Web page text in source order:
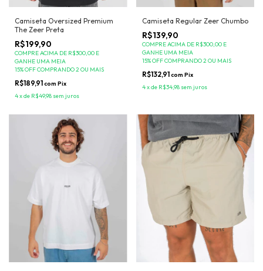
Camiseta Oversized Premium
The Zeer Preta
R$199,90
COMPRE ACIMA DE R$300,00 E
GANHE UMA MEIA
15% OFF COMPRANDO 2 OU MAIS
R$189,91com Pix
4xde R$49,98 sem juros
Camiseta Regular Zeer Chumbo
R$139,90
COMPRE ACIMA DE R$300,00 E
GANHE UMA MEIA
15% OFF COMPRANDO 2 OU MAIS
R$132,91com Pix
4xde R$34,98 sem juros